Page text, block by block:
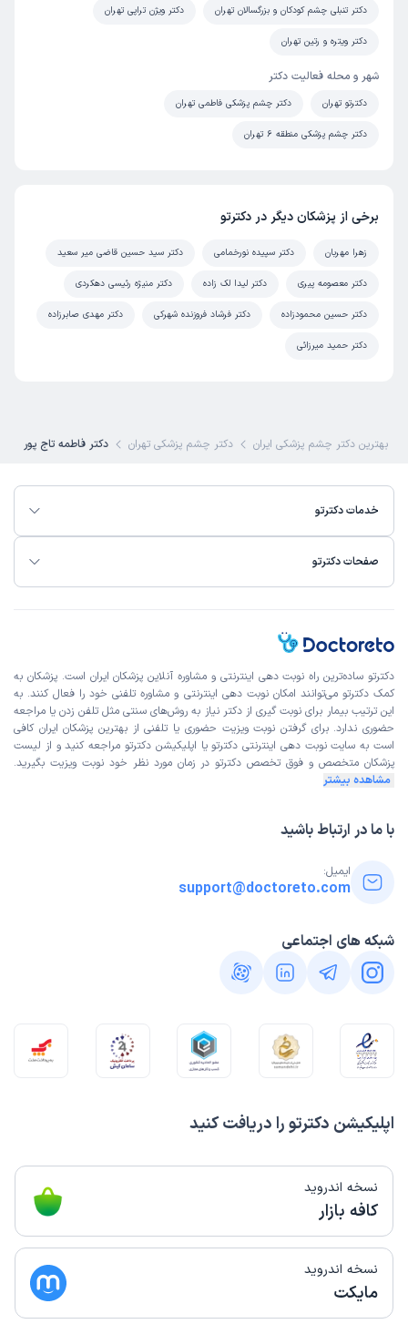
دکتر تنبلی چشم کودکان و بزرگسالان تهران دکتر ویژن تراپی تهران
دکتر ویتره و رتین تهران
شهر و محله فعالیت دکتر
دکترتو تهران دکتر چشم پزشکی فاطمی تهران
دکتر چشم پزشکی منطقه 6 تهران
برخی از پزشکان دیگر در دکترتو
زهرا مهربان دکتر سپیده نورخمامی دکتر سید حسین قاضی میر سعید
دکتر معصومه پیری دکتر لیدا لک زاده دکتر منیژه رئیسی دهکردی
دکتر حسین محمودزاده دکتر فرشاد فروزنده شهرکی دکتر مهدی صابرزاده
دکتر حمید میرزائی
بهترین دکتر چشم پزشکی ایران دکتر چشم پزشکی تهران دکتر فاطمه تاج پور
خدمات دکترتو
صفحات دکترتو
اپلیکیشن دکترتو را دریافت کنید
نسخه اندروید
کافه بازار
نسخه اندروید
مایکت
دکترتو ساده‌ترین راه نوبت‌ دهی اینترنتی و مشاوره آنلاین پزشکان ایران است. پزشکان به
کمک دکترتو می‌توانند امکان نوبت دهی اینترنتی و مشاوره تلفنی خود را فعال کنند. به
این ترتیب بیمار برای نوبت گیری از دکتر نیاز به روش‌های سنتی مثل تلفن زدن یا مراجعه
حضوری ندارد. برای گرفتن نوبت ویزیت حضوری یا تلفنی از بهترین پزشکان ایران کافی
است به سایت نوبت دهی اینترنتی دکترتو یا اپلیکیشن دکترتو مراجعه کنید و از لیست
پزشکان متخصص و فوق تخصص دکترتو در زمان مورد نظر خود نوبت ویزیت بگیرید.
مشاهده بیشتر
با ما در ارتباط باشید
ایمیل:
support@doctoreto.com
شبکه های اجتماعی